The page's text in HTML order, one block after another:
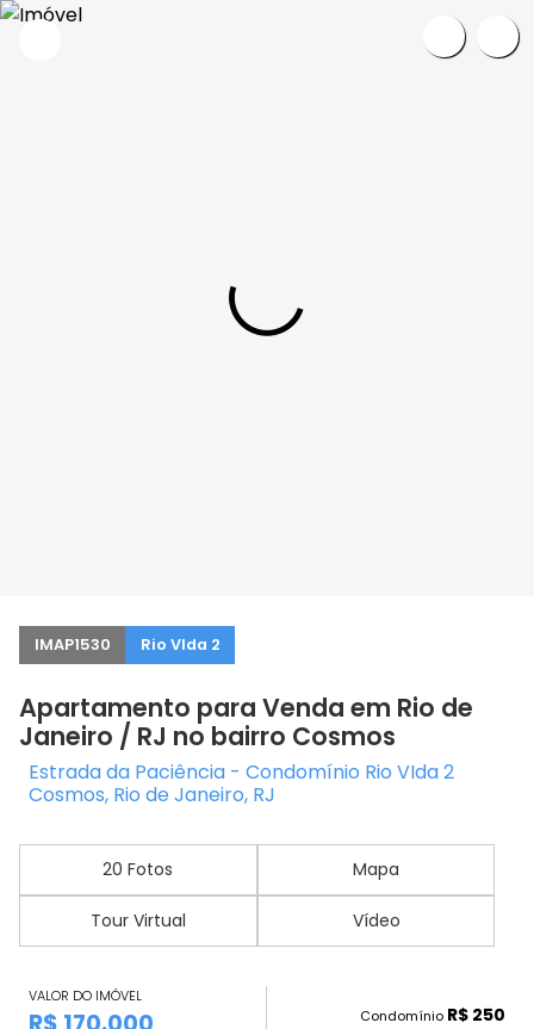
IMAP1530 Rio VIda 2
Apartamento para Venda em Rio de
Janeiro / RJ no bairro Cosmos
Estrada da Paciência - Condomínio Rio VIda 2
Cosmos, Rio de Janeiro, RJ
20 Fotos Mapa
Tour Virtual Vídeo
VALOR DO IMÓVEL
Condomínio R$ 250